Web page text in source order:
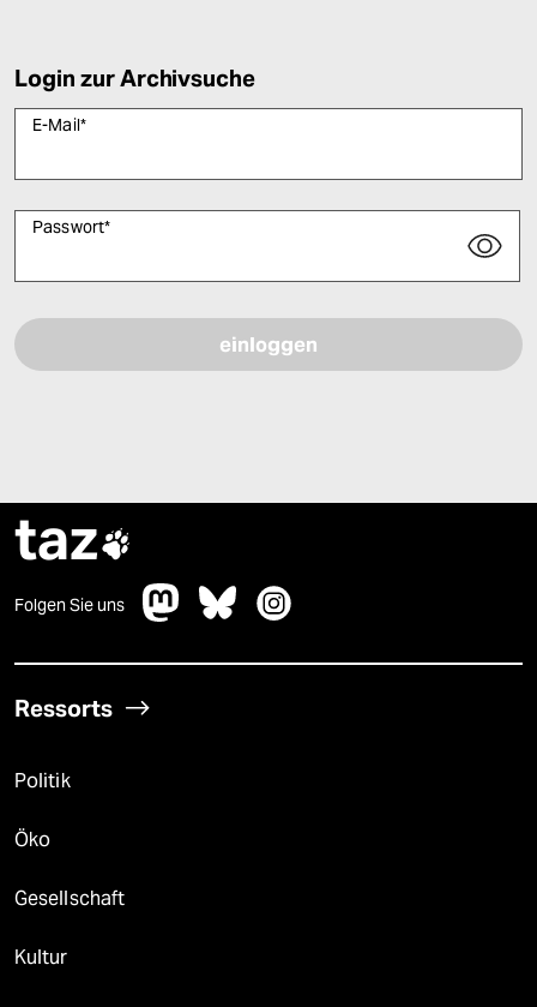
Login zur Archivsuche
E-Mail*
Passwort*
taz
Folgen Sie uns
Ressorts
Politik
Öko
Gesellschaft
Kultur